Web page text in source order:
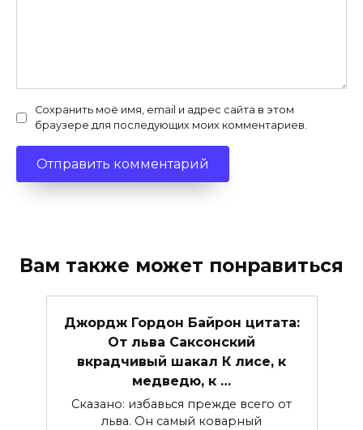
Сохранить моё имя, email и адрес сайта в этом
браузере для последующих моих комментариев.
Вам также может понравиться
Джордж Гордон Байрон цитата:
От льва Саксонский
вкрадчивый шакал К лисе, к
медведю, к …
Сказано: избавься прежде всего от
льва. Он самый коварный